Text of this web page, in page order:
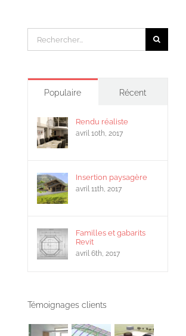
Populaire Récent
Rendu réaliste
avril 10th, 2017
Insertion paysagère
avril 11th, 2017
Familles et gabarits
Revit
avril 6th, 2017
Témoignages clients